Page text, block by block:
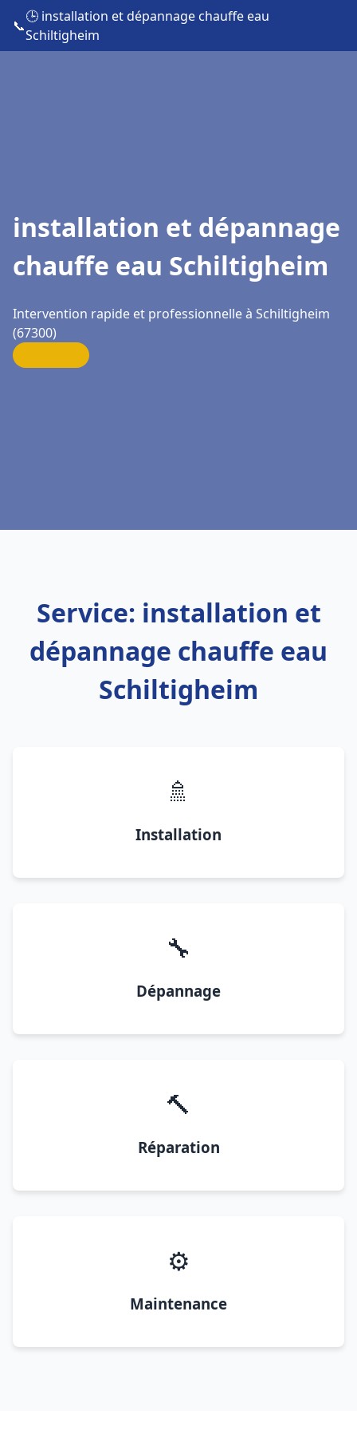
📞
🕒 installation et dépannage chauffe eau
Schiltigheim
installation et dépannage
chauffe eau Schiltigheim
Intervention rapide et professionnelle à Schiltigheim
(67300)
Service: installation et
dépannage chauffe eau
Schiltigheim
🚿
Installation
🔧
Dépannage
🔨
Réparation
⚙️
Maintenance